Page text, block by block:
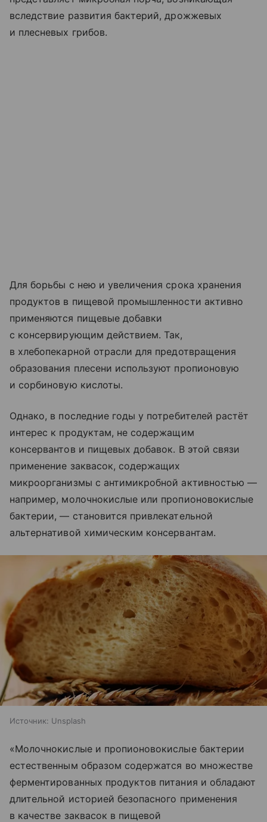
вследствие развития бактерий, дрожжевых
и плесневых грибов.
Для борьбы с нею и увеличения срока хранения
продуктов в пищевой промышленности активно
применяются пищевые добавки
с консервирующим действием. Так,
в хлебопекарной отрасли для предотвращения
образования плесени используют пропионовую
и сорбиновую кислоты.
Однако, в последние годы у потребителей растёт
интерес к продуктам, не содержащим
консервантов и пищевых добавок. В этой связи
применение заквасок, содержащих
микроорганизмы с антимикробной активностью —
например, молочнокислые или пропионовокислые
бактерии, — становится привлекательной
альтернативой химическим консервантам.
Источник: Unsplash
«Молочнокислые и пропионовокислые бактерии
естественным образом содержатся во множестве
ферментированных продуктов питания и обладают
длительной историей безопасного применения
в качестве заквасок в пищевой